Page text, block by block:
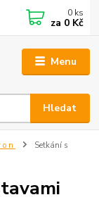
Menu
Hledat
0 ks
za 0 Kč
o n
Setkání s